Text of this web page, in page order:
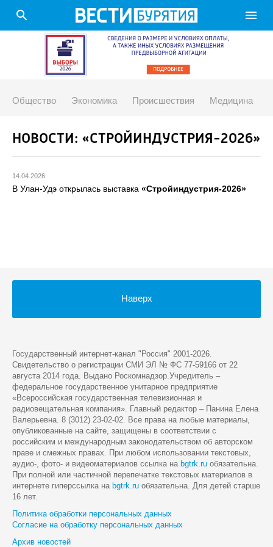
search menu
Общество Экономика Происшествия Медицина
НОВОСТИ: «СТРОЙИНДУСТРИЯ-2026»
14.04.2026
В Улан-Удэ открылась выставка «Стройиндустрия-2026»
Наверх
Государственный интернет-канал "Россия" 2001-2026.
Cвидетельство о регистрации СМИ ЭЛ № ФС 77-59166 от 22
августа 2014 года. Выдано Роскомнадзор.Учредитель –
федеральное государственное унитарное предприятие
«Всероссийская государственная телевизионная и
радиовещательная компания». Главный редактор – Панина Елена
Валерьевна. 8 (3012) 23-02-02. Все права на любые материалы,
опубликованные на сайте, защищены в соответствии с
российским и международным законодательством об авторском
праве и смежных правах. При любом использовании текстовых,
аудио-, фото- и видеоматериалов ссылка на bgtrk.ru обязательна.
При полной или частичной перепечатке текстовых материалов в
интернете гиперссылка на bgtrk.ru обязательна. Для детей старше
16 лет.
Политика обработки персональных данных
Согласие на обработку персональных данных
Архив новостей